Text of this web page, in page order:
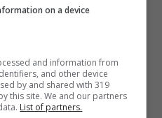
e veloce da
on a device
and information from
and other device
by and shared with 319
this site. We and our partners
List of partners.